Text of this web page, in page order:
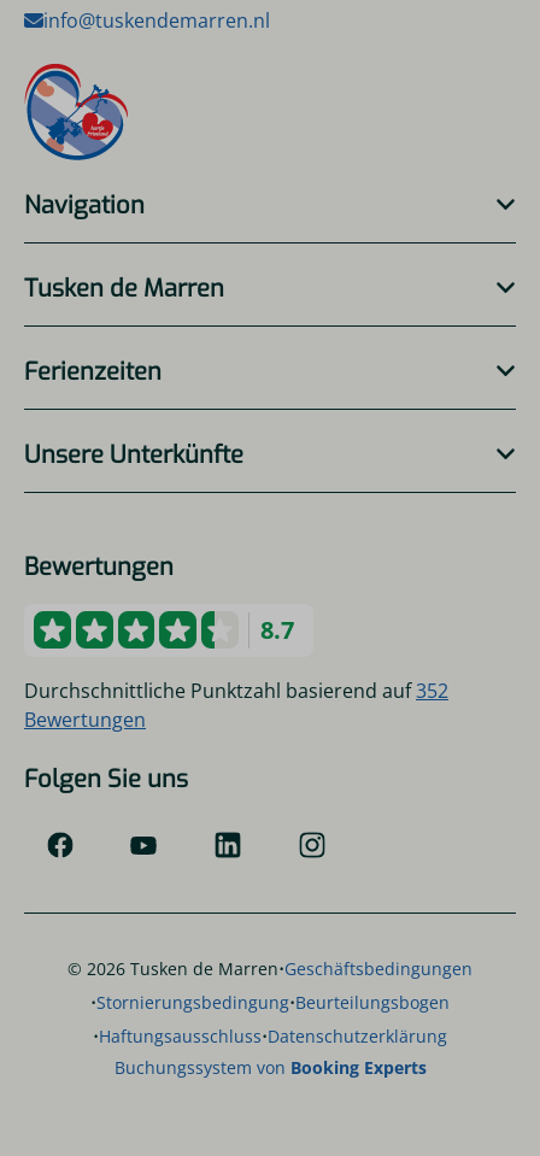
info@tuskendemarren.nl
Navigation
Tusken de Marren
Ferienzeiten
Unsere Unterkünfte
Bewertungen
8.7
Durchschnittliche Punktzahl basierend auf352
Bewertungen
Folgen Sie uns
© 2026 Tusken de Marren·Geschäftsbedingungen
·Stornierungsbedingung·Beurteilungsbogen
·Haftungsausschluss·Datenschutzerklärung
Buchungssystem von Booking Experts